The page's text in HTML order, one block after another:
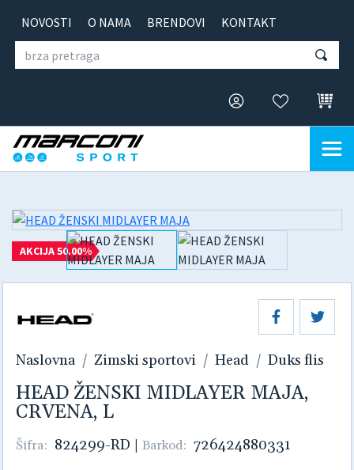
NOVOSTI O NAMA BRENDOVI KONTAKT
AKCIJA 50.00%
Naslovna Zimski sportovi Head Duks flis
HEAD ŽENSKI MIDLAYER MAJA,
CRVENA, L
Šifra: 824299-RD | Barkod: 726424880331